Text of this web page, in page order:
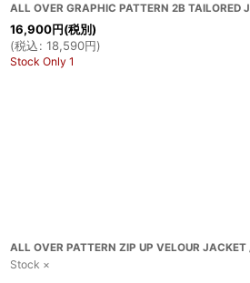
ALL OVER GRAPHIC PATTERN 2B TAILORED
16,900円(税別)
(税込: 18,590円)
Stock Only 1
ALL OVER PATTERN ZIP UP VELOUR
Stock ×